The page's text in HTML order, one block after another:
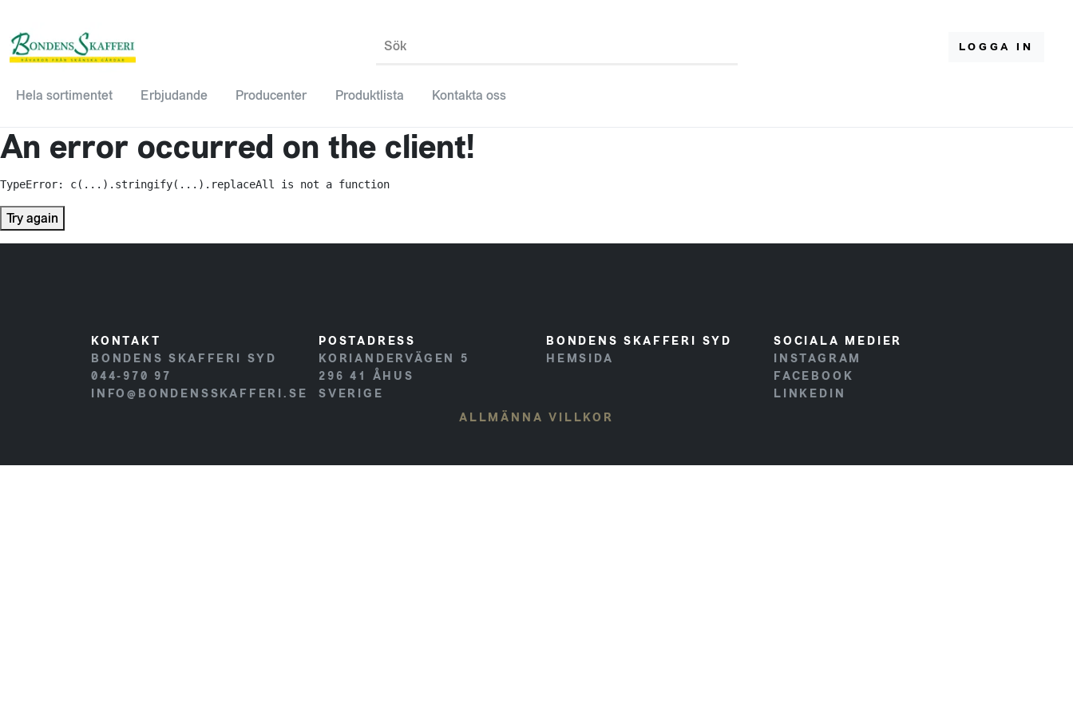
Sök LOGGA IN
Hela sortimentet Erbjudande Producenter Produktlista Kontakta oss
An error occurred on the client!
TypeError: c(...).stringify(...).replaceAll is not a function
Try again
KONTAKT
BONDENS SKAFFERI SYD
044-970 97
INFO@BONDENSSKAFFERI.SE
POSTADRESS
KORIANDERVÄGEN 5
296 41 ÅHUS
SVERIGE
BONDENS SKAFFERI SYD
HEMSIDA
SOCIALA MEDIER
INSTAGRAM
FACEBOOK
LINKEDIN
ALLMÄNNA VILLKOR